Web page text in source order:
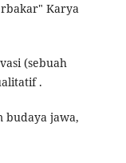
Karya
(sebuah
.
budaya jawa,